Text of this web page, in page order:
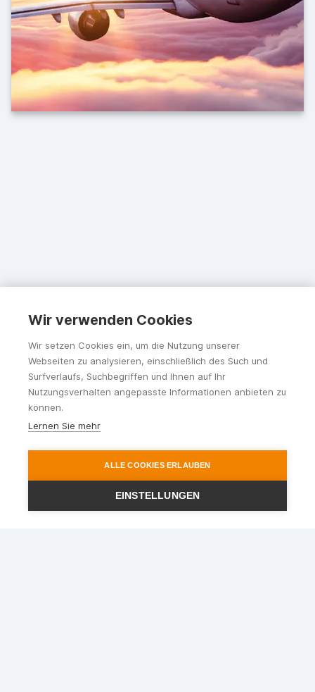
Wir verwenden Cookies
Wir setzen Cookies ein, um die Nutzung unserer
Webseiten zu analysieren, einschließlich des Such und
Surfverlaufs, Suchbegriffen und Ihnen auf Ihr
Nutzungsverhalten angepasste Informationen anbieten zu
können.
Lernen Sie mehr
ALLE COOKIES ERLAUBEN
EINSTELLUNGEN